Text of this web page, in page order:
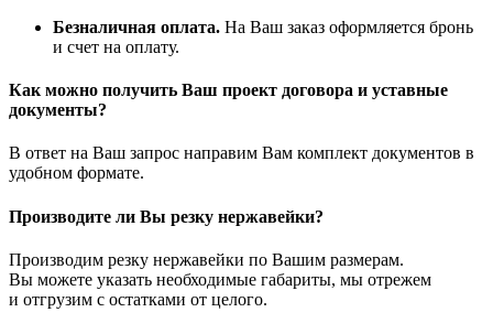
Безналичная оплата. На Ваш заказ оформляется бронь
и счет на оплату.
Как можно получить Ваш проект договора и уставные
документы?
В ответ на Ваш запрос направим Вам комплект документов в
удобном формате.
Производите ли Вы резку нержавейки?
Производим резку нержавейки по Вашим размерам.
Вы можете указать необходимые габариты, мы отрежем
и отгрузим с остатками от целого.